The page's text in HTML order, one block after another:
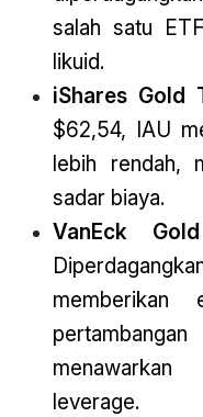
salah satu
likuid.
iShares Gold
$62,54, IAU
lebih rendah,
sadar biaya.
VanEck
memberikan
leverage.